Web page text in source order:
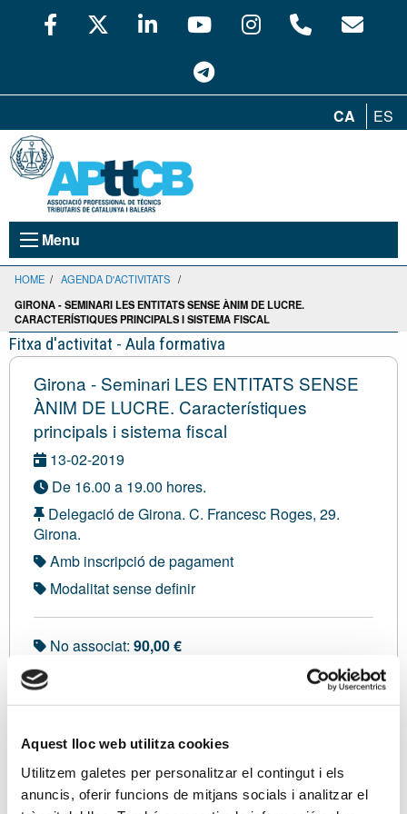
Aquest lloc web utilitza cookies
Utilitzem galetes per personalitzar el contingut i els
anuncis, oferir funcions de mitjans socials i analitzar el
CA ES
Menu
HOME / AGENDA D'ACTIVITATS /
GIRONA - SEMINARI LES ENTITATS SENSE ÀNIM DE LUCRE.
CARACTERÍSTIQUES PRINCIPALS I SISTEMA FISCAL
Fitxa d'activitat - Aula formativa
Girona - Seminari LES ENTITATS SENSE
ÀNIM DE LUCRE. Característiques
principals i sistema fiscal
13-02-2019
De 16.00 a 19.00 hores.
Delegació de Girona. C. Francesc Roges, 29.
Girona.
Amb inscripció de pagament
Modalitat sense definir
No associat: 90,00 €
Ponents
Sra. Rosa Gironès Bel, Llicenciada en Dret i Màster